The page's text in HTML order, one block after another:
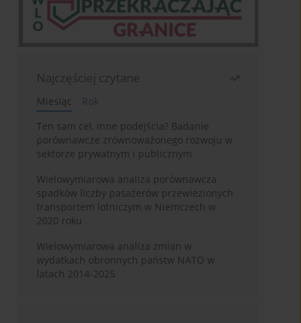
Najczęściej czytane
Miesiąc
Rok
Ten sam cel, inne podejścia? Badanie
porównawcze zrównoważonego rozwoju w
sektorze prywatnym i publicznym
Wielowymiarowa analiza porównawcza
spadków liczby pasażerów przewiezionych
transportem lotniczym w Niemczech w
2020 roku
Wielowymiarowa analiza zmian w
wydatkach obronnych państw NATO w
latach 2014-2025